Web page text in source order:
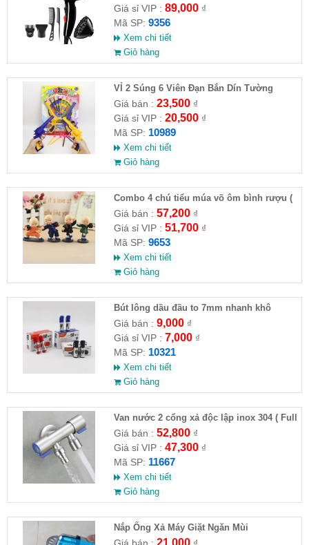
Giá sỉ VIP : 89,000₫
Mã SP: 9356
Xem chi tiết
Giỏ hàng
VỈ 2 Súng 6 Viên Đạn Bắn Dín Tường
Giá bán : 23,500₫
Giá sỉ VIP : 20,500₫
Mã SP: 10989
Xem chi tiết
Giỏ hàng
Combo 4 chú tiểu múa võ ôm bình rượu (
HĐ )
Giá bán : 57,200₫
Giá sỉ VIP : 51,700₫
Mã SP: 9653
Xem chi tiết
Giỏ hàng
Bút lông dầu đầu to 7mm nhanh khô
Giá bán : 9,000₫
Giá sỉ VIP : 7,000₫
Mã SP: 10321
Xem chi tiết
Giỏ hàng
Van nước 2 cổng xả độc lập inox 304 ( Full
VAT )
Giá bán : 52,800₫
Giá sỉ VIP : 47,300₫
Mã SP: 11667
Xem chi tiết
Giỏ hàng
Nắp Ống Xả Máy Giặt Ngăn Mùi
21,000